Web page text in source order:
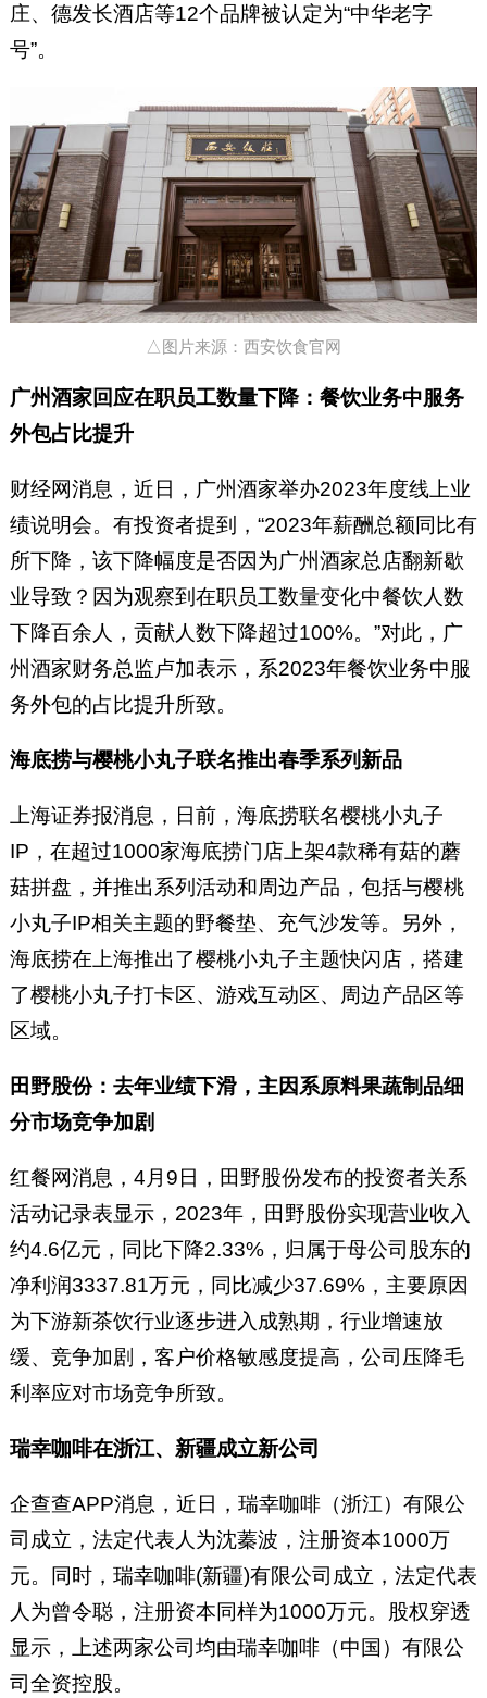
庄、德发长酒店等12个品牌被认定为“中华老字
号”。
△图片来源：西安饮食官网
广州酒家回应在职员工数量下降：餐饮业务中服务
外包占比提升
财经网消息，近日，广州酒家举办2023年度线上业
绩说明会。有投资者提到，“2023年薪酬总额同比有
所下降，该下降幅度是否因为广州酒家总店翻新歇
业导致？因为观察到在职员工数量变化中餐饮人数
下降百余人，贡献人数下降超过100%。”对此，广
州酒家财务总监卢加表示，系2023年餐饮业务中服
务外包的占比提升所致。
海底捞与樱桃小丸子联名推出春季系列新品
上海证券报消息，日前，海底捞联名樱桃小丸子
IP，在超过1000家海底捞门店上架4款稀有菇的蘑
菇拼盘，并推出系列活动和周边产品，包括与樱桃
小丸子IP相关主题的野餐垫、充气沙发等。另外，
海底捞在上海推出了樱桃小丸子主题快闪店，搭建
了樱桃小丸子打卡区、游戏互动区、周边产品区等
区域。
田野股份：去年业绩下滑，主因系原料果蔬制品细
分市场竞争加剧
红餐网消息，4月9日，田野股份发布的投资者关系
活动记录表显示，2023年，田野股份实现营业收入
约4.6亿元，同比下降2.33%，归属于母公司股东的
净利润3337.81万元，同比减少37.69%，主要原因
为下游新茶饮行业逐步进入成熟期，行业增速放
缓、竞争加剧，客户价格敏感度提高，公司压降毛
利率应对市场竞争所致。
瑞幸咖啡在浙江、新疆成立新公司
企查查APP消息，近日，瑞幸咖啡（浙江）有限公
司成立，法定代表人为沈蓁波，注册资本1000万
元。同时，瑞幸咖啡(新疆)有限公司成立，法定代表
人为曾令聪，注册资本同样为1000万元。股权穿透
显示，上述两家公司均由瑞幸咖啡（中国）有限公
司全资控股。